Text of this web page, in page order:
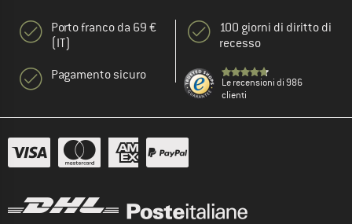
Porto franco da 69 €
(IT)
Pagamento sicuro
100 giorni di diritto di
recesso
Le recensioni di 986
clienti